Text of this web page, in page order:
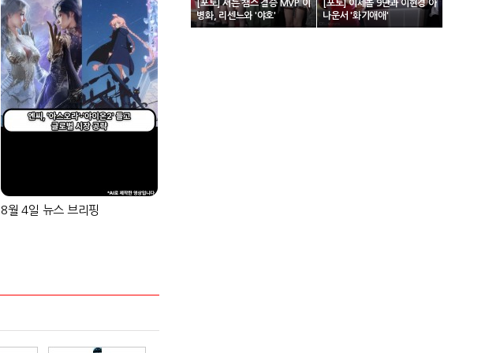
8월 4일 뉴스 브리핑
[포토] 서든 챔스 결승 MVP 이
병화, 리센느와 '야호'
[포토] 이세돌 9단과 이현경 아
나운서 '화기애애'